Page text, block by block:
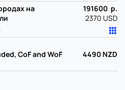
на
191600 р.
2370 USD
CoF and WoF
4490 NZD